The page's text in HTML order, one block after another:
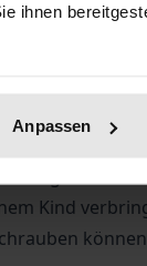
ihnen
Anpassen
zu machen.
Er
Kind